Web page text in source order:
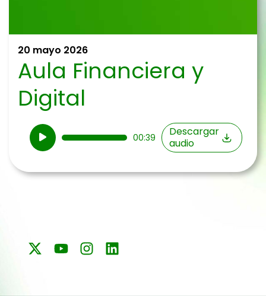
20 mayo 2026
Aula Financiera y
Digital
Reproductor
de
00:39
Descargar
audio